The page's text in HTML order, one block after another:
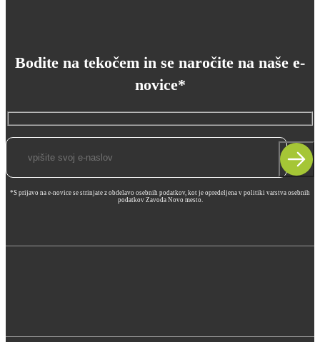
Bodite na tekočem in se naročite na naše e-
novice*
*S prijavo na e-novice se strinjate z obdelavo osebnih podatkov, kot je opredeljena v politiki varstva osebnih
podatkov Zavoda Novo mesto.